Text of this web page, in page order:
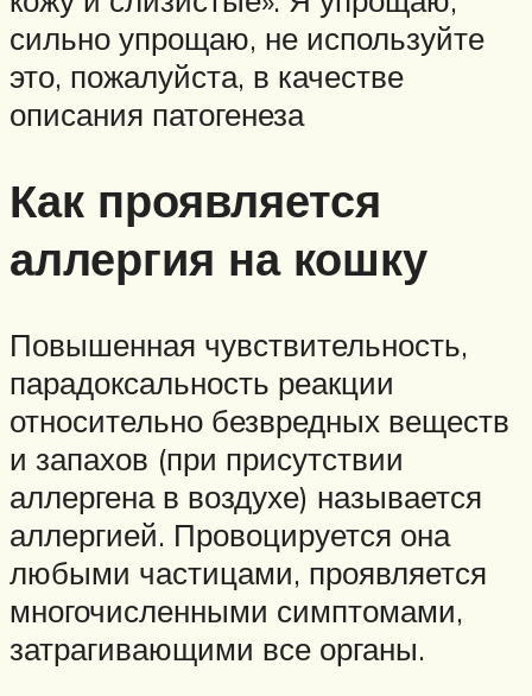
сильно упрощаю, не используйте
это, пожалуйста, в качестве
описания патогенеза
Как проявляется
аллергия на кошку
Повышенная чувствительность,
парадоксальность реакции
относительно безвредных веществ
и запахов (при присутствии
аллергена в воздухе) называется
аллергией. Провоцируется она
любыми частицами, проявляется
многочисленными симптомами,
затрагивающими все органы.